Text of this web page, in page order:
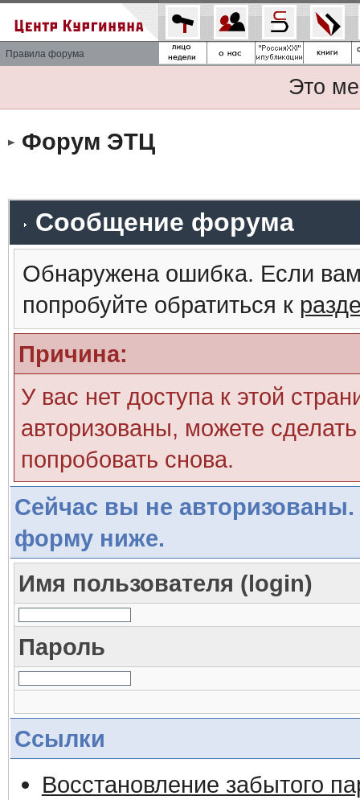
Правила форума
Это
Форум ЭТЦ
Сообщение форума
Обнаружена ошибка. Если
попробуйте обратиться к
Причина:
У вас нет доступа к этой
авторизованы, можете
попробовать снова.
Сейчас вы не авторизованы.
форму ниже.
Имя пользователя (login)
Пароль
Ссылки
Восстановление забытого